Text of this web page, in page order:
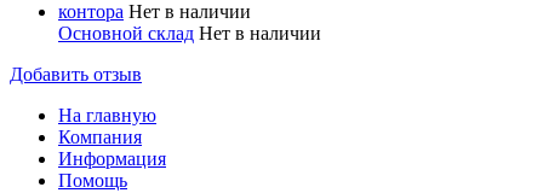
контора Нет в наличии
Основной склад Нет в наличии
Добавить отзыв
На главную
Компания
Информация
Помощь